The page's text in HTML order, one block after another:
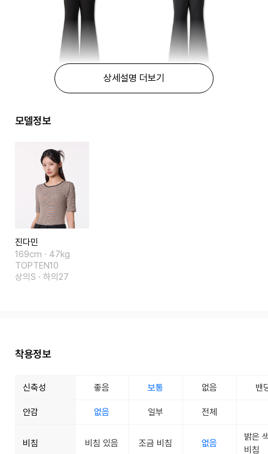
상세설명 더보기
모델정보
진다민
169cm · 47kg
TOPTEN10
상의S · 하의27
착용정보
신축성 좋음 보통 없음 밴
안감 없음 일부 전체
비침 비침 있음 조금 비침 없음
밝은
비침